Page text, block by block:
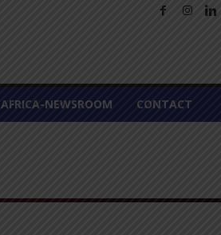
AFRICA-NEWSROOM CONTACT